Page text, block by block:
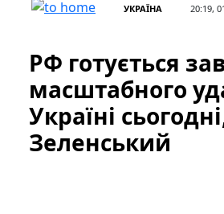
УКРАЇНА 20:19,
РФ готується
масштабного
Україні
Зеленський